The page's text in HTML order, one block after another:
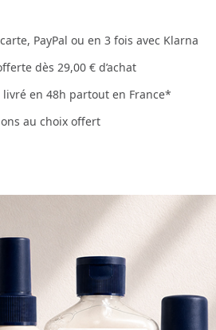
PayPal ou en 3 fois avec Klarna
dès 29,00 € d’achat
livré en 48h partout en France*
au choix offert